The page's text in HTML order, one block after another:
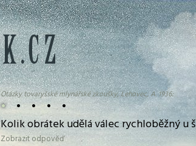
• • • • •
Otázky tovaryšské mlynářské zkoušky, Lehovec, A. 1936:
Kolik obrátek udělá válec rychloběžný u
Zobrazit odpověď